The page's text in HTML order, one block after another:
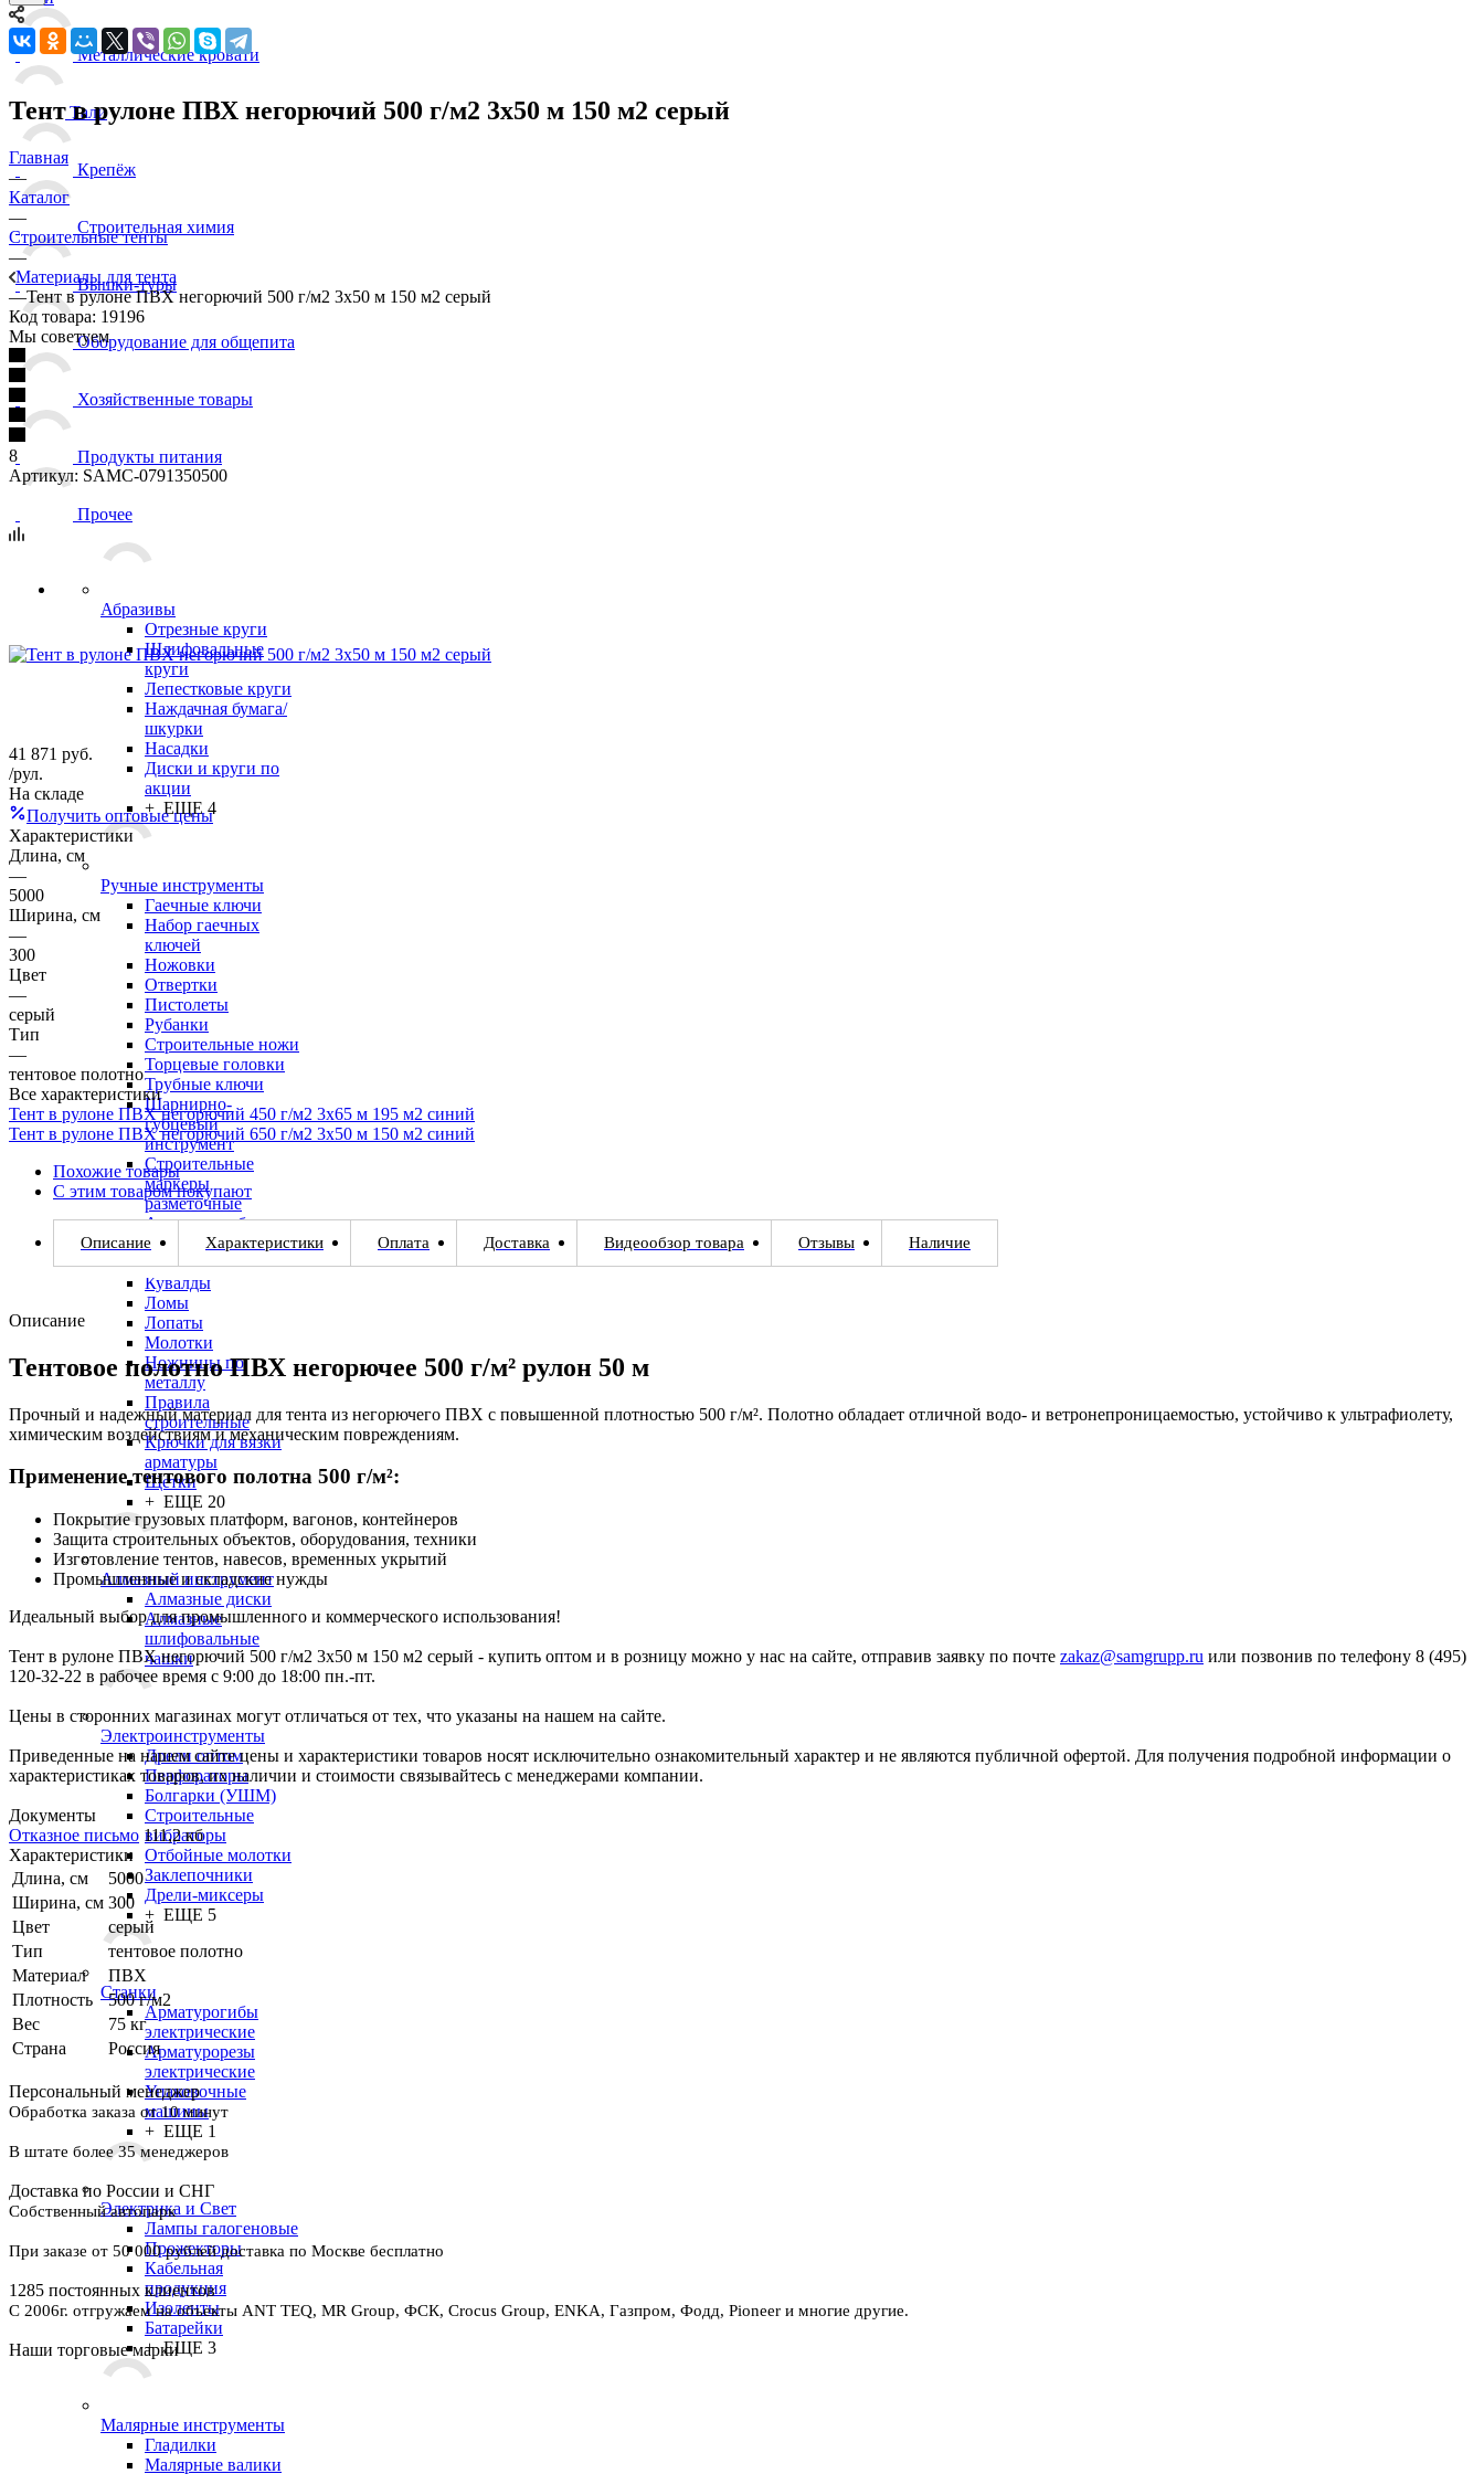
Металлические кровати
Тали
Крепёж
Строительная химия
Вышки-туры
Оборудование для общепита
Хозяйственные товары
Продукты питания
Прочее
Абразивы
Отрезные круги
Шлифовальные
круги
Лепестковые круги
Наждачная бумага/
шкурки
Насадки
Диски и круги по
акции
+ ЕЩЕ 4
Ручные инструменты
Гаечные ключи
Набор гаечных
ключей
Ножовки
Отвертки
Пистолеты
Рубанки
Строительные ножи
Торцевые головки
Трубные ключи
Шарнирно-
губцевый
инструмент
Строительные
маркеры
разметочные
Арматурогибы
Арматурорезы
Болторезы
Кувалды
Ломы
Лопаты
Молотки
Ножницы по
металлу
Правила
строительные
Крючки для вязки
арматуры
Щетки
+ ЕЩЕ 20
Алмазный инструмент
Алмазные диски
Алмазные
шлифовальные
чашки
Электроинструменты
Дрели оптом
Перфораторы
Болгарки (УШМ)
Строительные
вибраторы
Отбойные молотки
Заклепочники
Дрели-миксеры
+ ЕЩЕ 5
Станки
Арматурогибы
электрические
Арматурорезы
электрические
Упаковочные
машины
+ ЕЩЕ 1
Электрика и Свет
Лампы галогеновые
Прожекторы
Кабельная
продукция
Изоленты
Батарейки
+ ЕЩЕ 3
Малярные инструменты
Гладилки
Малярные валики
Тент в рулоне ПВХ негорючий 500 г/м2 3х50 м 150 м2 серый
Главная
—
Каталог
—
Строительные тенты
—
Материалы для тента
—Тент в рулоне ПВХ негорючий 500 г/м2 3х50 м 150 м2 серый
Код товара: 19196
Мы советуем
8
Артикул: SAMC-0791350500
41 871 руб.
/рул.
На складе
Получить оптовые цены
Характеристики
Длина, см
—
5000
Ширина, см
—
300
Цвет
—
серый
Тип
—
тентовое полотно
Все характеристики
Тент в рулоне ПВХ негорючий 450 г/м2 3х65 м 195 м2 синий
Тент в рулоне ПВХ негорючий 650 г/м2 3х50 м 150 м2 синий
Похожие товары
С этим товаром покупают
Описание Характеристики Оплата Доставка Видеообзор товара Отзывы Наличие
Описание
Тентовое полотно ПВХ негорючее 500 г/м² рулон 50 м
Прочный и надежный материал для тента из негорючего ПВХ с повышенной плотностью 500 г/м². Полотно обладает отличной водо- и ветронепроницаемостью, устойчиво к ультрафиолету,
химическим воздействиям и механическим повреждениям.
Применение тентового полотна 500 г/м²:
Покрытие грузовых платформ, вагонов, контейнеров
Защита строительных объектов, оборудования, техники
Изготовление тентов, навесов, временных укрытий
Промышленные и складские нужды
Идеальный выбор для промышленного и коммерческого использования!
Тент в рулоне ПВХ негорючий 500 г/м2 3х50 м 150 м2 серый - купить оптом и в розницу можно у нас на сайте, отправив заявку по почте zakaz@samgrupp.ru или позвонив по телефону 8 (495)
120-32-22 в рабочее время с 9:00 до 18:00 пн.-пт.
Цены в сторонних магазинах могут отличаться от тех, что указаны на нашем на сайте.
Приведенные на нашем сайте цены и характеристики товаров носят исключительно ознакомительный характер и не являются публичной офертой. Для получения подробной информации о
характеристиках товаров, их наличии и стоимости связывайтесь с менеджерами компании.
Документы
Отказное письмо 111,2 кб
Характеристики
Длина, см
5000
Ширина, см 300
Цвет
серый
Тип
тентовое полотно
Материал
ПВХ
Плотность
500 г/м2
Вес
75 кг
Страна
Россия
Персональный менеджер
Обработка заказа от 10 минут
В штате более 35 менеджеров
Доставка по России и СНГ
Собственный автопарк
При заказе от 50 000 рублей доставка по Москве бесплатно
1285 постоянных клиентов
С 2006г. отгружаем на объекты ANT TEQ, MR Group, ФСК, Crocus Group, ENKA, Газпром, Фодд, Pioneer и многие другие.
Наши торговые марки